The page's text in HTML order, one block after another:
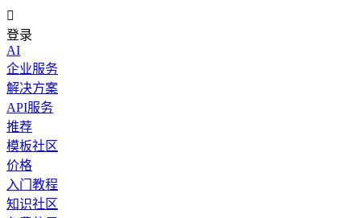

登录
AI
企业服务
解决方案
API服务
推荐
模板社区
价格
入门教程
知识社区